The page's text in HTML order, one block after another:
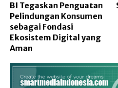
BI Tegaskan Penguatan
Pelindungan Konsumen
sebagai Fondasi
Ekosistem Digital yang
Aman